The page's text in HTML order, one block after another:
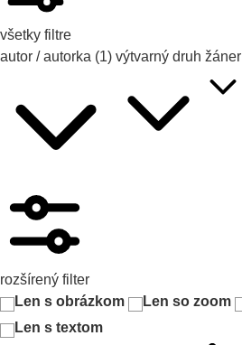
všetky filtre
autor / autorka (1) výtvarný druh žáner
rozšírený filter
Len s obrázkom
Len so zoom
Len s textom